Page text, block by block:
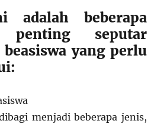
adalah beberapa
penting seputar
yang perlu
menjadi beberapa jenis,